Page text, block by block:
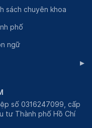
sách chuyên khoa
phố
ngữ
▸
số 0316247099, cấp
tư Thành phố Hồ Chí